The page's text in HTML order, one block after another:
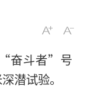
“奋斗者”号
潜试验。